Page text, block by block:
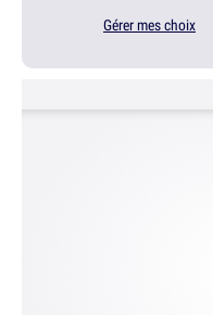
Gérer mes choix